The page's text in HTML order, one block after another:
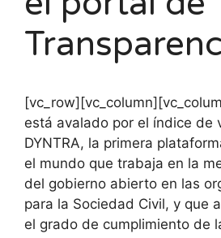
está avalado por el índice de
DYNTRA, la primera
el mundo que trabaja en la
del gobierno abierto en las
para la Sociedad Civil, y que
el grado de cumplimiento de